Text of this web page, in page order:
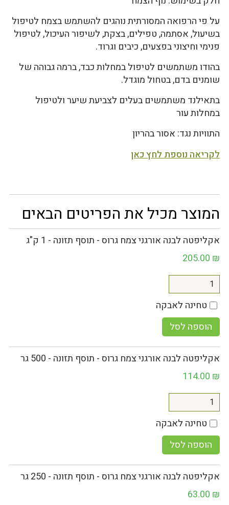
על פי הרפואה המסורתית נוהגים להשתמש בצמח לטיפול
בשיעול, אסתמה, טפילים, בצקת, לשיפור העיכול, לטיפול
פנימי וחיצוני בפצעים, כיבים וגרוד.
בהודו משתמשים לטיפול במחלות כבד, ברמה גבוהה של
שומנים בדם, בטחול מוגדל.
בתאילנד משתמשים בעלים לצביעת שיער ולטיפול
במחלות עור
התוויות נגד: אסור בהריון
לקריאה נוספת לחץ כאן
המוצר מכיל את הפריטים הבאים
אקליפטה לבנה אורגני צמח גרוס - תוסף תזונה - 1 ק"ג
205.00 ₪
טחינה לאבקה
הוספה לסל
אקליפטה לבנה אורגני צמח גרוס - תוסף תזונה - 500 גר
114.00 ₪
טחינה לאבקה
הוספה לסל
אקליפטה לבנה אורגני צמח גרוס - תוסף תזונה - 250 גר
63.00 ₪